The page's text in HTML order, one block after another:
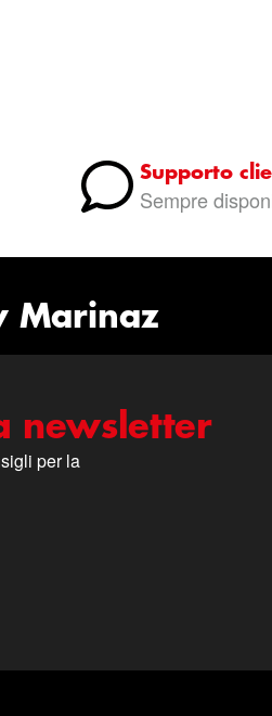
Supporto
Sempre
Marinaz
newsletter
per la